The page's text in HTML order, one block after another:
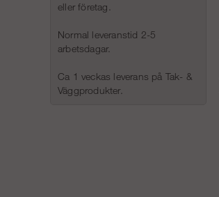
eller företag.
Normal leveranstid 2-5
arbetsdagar.
Ca 1 veckas leverans på Tak- &
Väggprodukter.